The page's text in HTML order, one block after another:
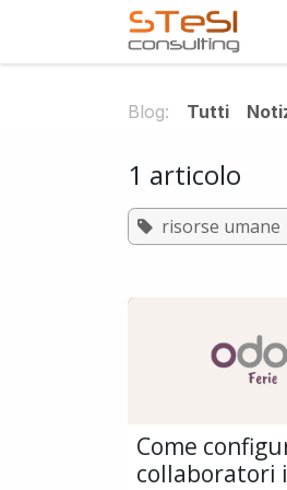
Passa al contenuto
Blog: Tutti
1 articolo
risorse umane
Come
collaboratori